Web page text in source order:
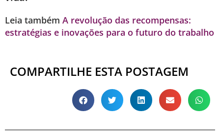
Leia também A revolução das recompensas:
estratégias e inovações para o futuro do trabalho
COMPARTILHE ESTA POSTAGEM